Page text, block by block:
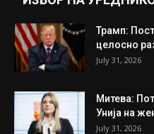
Трамп:
целосно
July 31, 2026
Митева:
Унија на
July 31, 2026